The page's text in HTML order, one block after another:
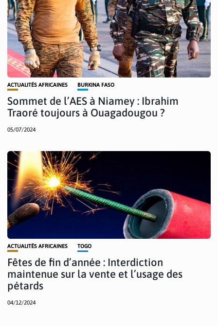
ACTUALITÉS AFRICAINES BURKINA FASO
Sommet de l’AES à Niamey : Ibrahim
Traoré toujours à Ouagadougou ?
05/07/2024
ACTUALITÉS AFRICAINES TOGO
Fêtes de fin d’année : Interdiction
maintenue sur la vente et l’usage des
pétards
04/12/2024